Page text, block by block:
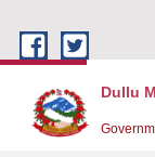
Dullu